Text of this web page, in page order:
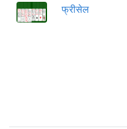
फ्रीसेल